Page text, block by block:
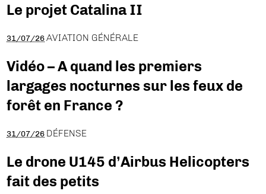
Le projet Catalina II
31/07/26 AVIATION GÉNÉRALE
Vidéo – A quand les premiers
largages nocturnes sur les feux de
forêt en France ?
31/07/26 DÉFENSE
Le drone U145 d’Airbus Helicopters
fait des petits